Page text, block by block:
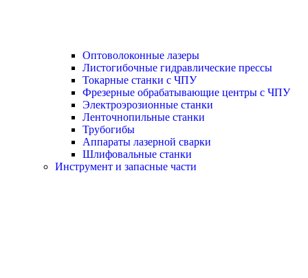
Оптоволоконные лазеры
Листогибочные гидравлические прессы
Токарные станки с ЧПУ
Фрезерные обрабатывающие центры с ЧПУ
Электроэрозионные станки
Ленточнопильные станки
Трубогибы
Аппараты лазерной сварки
Шлифовальные станки
Инструмент и запасные части